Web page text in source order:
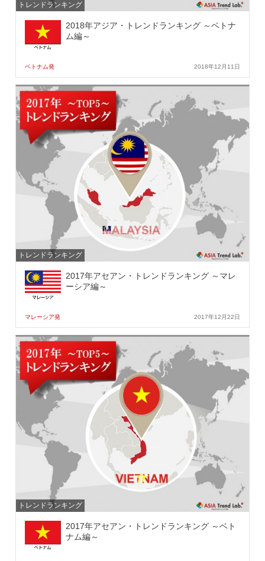
トレンドランキング
2018年アジア・トレンドランキング ～ベトナ
ム編～
ベトナム発 2018年12月11日
トレンドランキング
2017年アセアン・トレンドランキング ～マレ
ーシア編～
マレーシア発 2017年12月22日
トレンドランキング
2017年アセアン・トレンドランキング ～ベト
ナム編～